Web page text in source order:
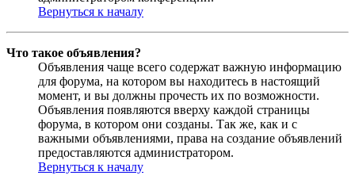
Вернуться к началу
Что такое объявления?
Объявления чаще всего содержат важную информацию
для форума, на котором вы находитесь в настоящий
момент, и вы должны прочесть их по возможности.
Объявления появляются вверху каждой страницы
форума, в котором они созданы. Так же, как и с
важными объявлениями, права на создание объявлений
предоставляются администратором.
Вернуться к началу